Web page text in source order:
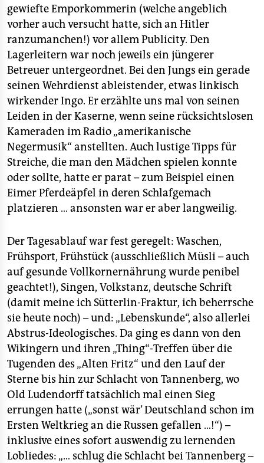
gewiefte Emporkommerin (welche angeblich
vorher auch versucht hatte, sich an Hitler
ranzumanchen!) vor allem Publicity. Den
Lagerleitern war noch jeweils ein jüngerer
Betreuer untergeordnet. Bei den Jungs ein gerade
seinen Wehrdienst ableistender, etwas linkisch
wirkender Ingo. Er erzählte uns mal von seinen
Leiden in der Kaserne, wenn seine rücksichtslosen
Kameraden im Radio „amerikanische
Negermusik“ anstellten. Auch lustige Tipps für
Streiche, die man den Mädchen spielen konnte
oder sollte, hatte er parat – zum Beispiel einen
Eimer Pferdeäpfel in deren Schlafgemach
platzieren … ansonsten war er aber langweilig.
Der Tagesablauf war fest geregelt: Waschen,
Frühsport, Frühstück (ausschließlich Müsli – auch
auf gesunde Vollkornernährung wurde penibel
geachtet!), Singen, Volkstanz, deutsche Schrift
(damit meine ich Sütterlin-Fraktur, ich beherrsche
sie heute noch) – und: „Lebenskunde“, also allerlei
Abstrus-Ideologisches. Da ging es dann von den
Wikingern und ihren „Thing“-Treffen über die
Tugenden des „Alten Fritz“ und den Lauf der
Sterne bis hin zur Schlacht von Tannenberg, wo
Old Ludendorff tatsächlich mal einen Sieg
errungen hatte („sonst wär’ Deutschland schon im
Ersten Weltkrieg an die Russen gefallen …!“) –
inklusive eines sofort auswendig zu lernenden
Lobliedes: „… schlug die Schlacht bei Tannenberg –